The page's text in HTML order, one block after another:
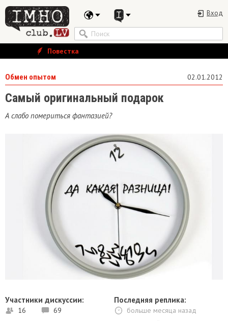
Вход
Повестка
Обмен опытом 02.01.2012
Самый оригинальный подарок
А слабо помериться фантазией?
Участники дискуссии:
16 69
Последняя реплика:
больше месяца назад